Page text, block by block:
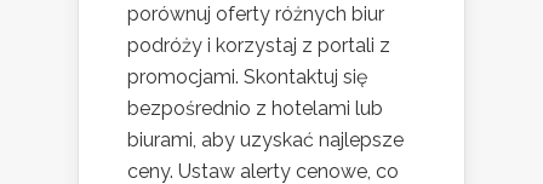
porównuj oferty różnych biur
podróży i korzystaj z portali z
promocjami. Skontaktuj się
bezpośrednio z hotelami lub
biurami, aby uzyskać najlepsze
ceny. Ustaw alerty cenowe, co